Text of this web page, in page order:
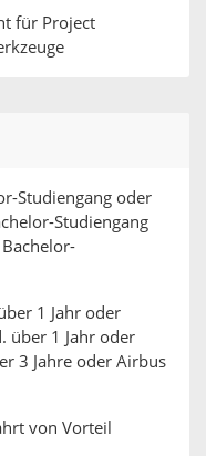
für Project
Studiengang oder
Studiengang
1 Jahr oder
über 1 Jahr oder
3 Jahre oder Airbus
von Vorteil